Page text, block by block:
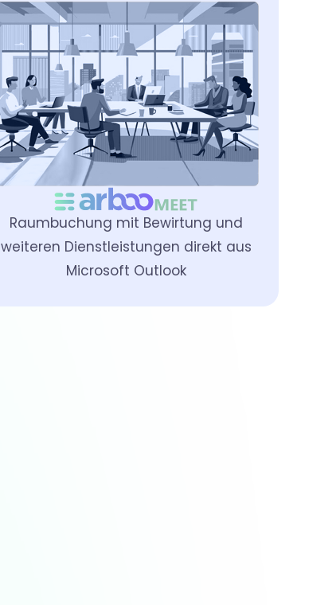
Raumbuchung mit Bewirtung und
weiteren Dienstleistungen direkt aus
Microsoft Outlook